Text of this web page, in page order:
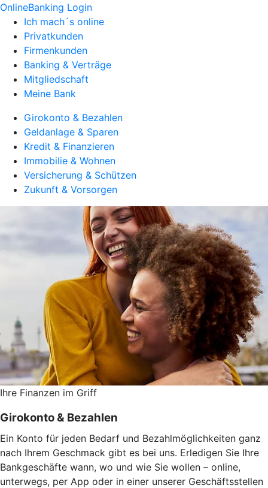
OnlineBanking Login
Ich mach´s online
Privatkunden
Firmenkunden
Banking & Verträge
Mitgliedschaft
Meine Bank
Girokonto & Bezahlen
Geldanlage & Sparen
Kredit & Finanzieren
Immobilie & Wohnen
Versicherung & Schützen
Zukunft & Vorsorgen
Ihre Finanzen im Griff
Girokonto & Bezahlen
Ein Konto für jeden Bedarf und Bezahlmöglichkeiten ganz
nach Ihrem Geschmack gibt es bei uns. Erledigen Sie Ihre
Bankgeschäfte wann, wo und wie Sie wollen – online,
unterwegs, per App oder in einer unserer Geschäftsstellen